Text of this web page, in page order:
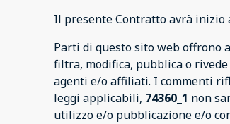
Il presente Contratto avrà inizio
Parti di questo sito web offrono
filtra, modifica, pubblica o
agenti e/o affiliati. I commenti
leggi applicabili, 74360_1 non
utilizzo e/o pubblicazione e/o